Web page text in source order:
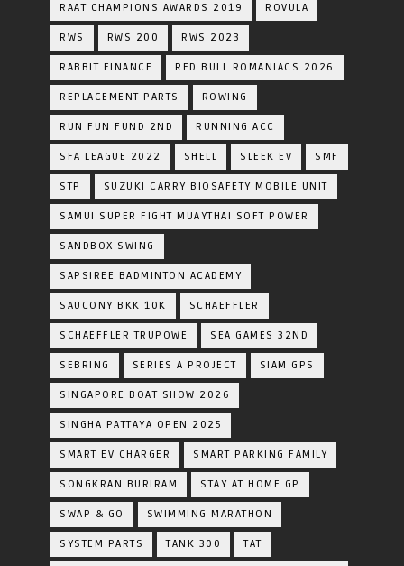
RAAT CHAMPIONS AWARDS 2019 ROVULA
RWS RWS 200 RWS 2023
RABBIT FINANCE RED BULL ROMANIACS 2026
REPLACEMENT PARTS ROWING
RUN FUN FUND 2ND RUNNING ACC
SFA LEAGUE 2022 SHELL SLEEK EV SMF
STP SUZUKI CARRY BIOSAFETY MOBILE UNIT
SAMUI SUPER FIGHT MUAYTHAI SOFT POWER
SANDBOX SWING
SAPSIREE BADMINTON ACADEMY
SAUCONY BKK 10K SCHAEFFLER
SCHAEFFLER TRUPOWE SEA GAMES 32ND
SEBRING SERIES A PROJECT SIAM GPS
SINGAPORE BOAT SHOW 2026
SINGHA PATTAYA OPEN 2025
SMART EV CHARGER SMART PARKING FAMILY
SONGKRAN BURIRAM STAY AT HOME GP
SWAP & GO SWIMMING MARATHON
SYSTEM PARTS TANK 300 TAT